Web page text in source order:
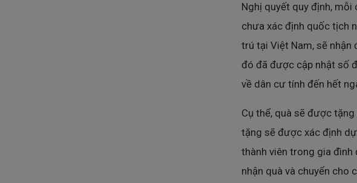
Nghị quyết quy định,
chưa xác định quốc tịch
trú tại Việt Nam, sẽ nhận
đó đã được cập nhật số
về dân cư tính đến hết
Cụ thể, quà sẽ được
tặng sẽ được xác định
thành viên trong gia đình
nhận quà và chuyển cho